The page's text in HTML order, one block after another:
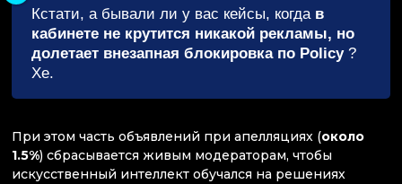
Кстати, а бывали ли у вас кейсы, когда в
кабинете не крутится никакой рекламы, но
долетает внезапная блокировка по Policy?
Хе.
При этом часть объявлений при апелляциях (около
1.5%) сбрасывается живым модераторам, чтобы
искусственный интеллект обучался на решениях